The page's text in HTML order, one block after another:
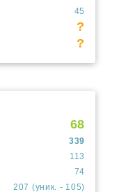
45
?
?
68
339
113
74
207 (уник. - 105)